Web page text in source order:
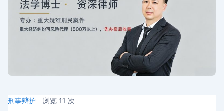
刑事辩护 浏览 11 次